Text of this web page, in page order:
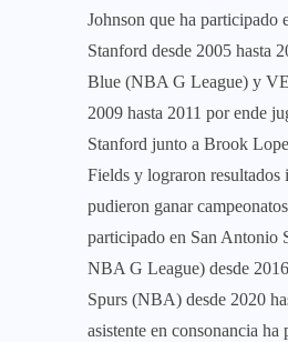
Johnson que ha participado
Stanford desde 2005 hasta
Blue (NBA G League) y
2009 hasta 2011 por ende
Stanford junto a Brook
Fields y lograron resultados
pudieron ganar
participado en San Antonio
NBA G League) desde
Spurs (NBA) desde 2020
asistente en consonancia